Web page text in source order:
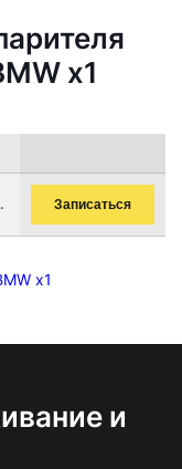
x1
Записаться
x1
и